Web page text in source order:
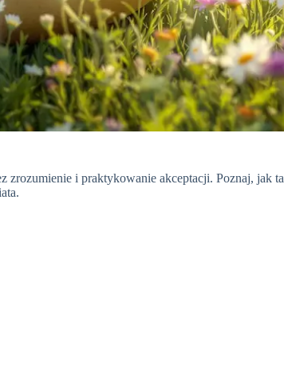
zrozumienie i praktykowanie akceptacji. Poznaj, jak ta